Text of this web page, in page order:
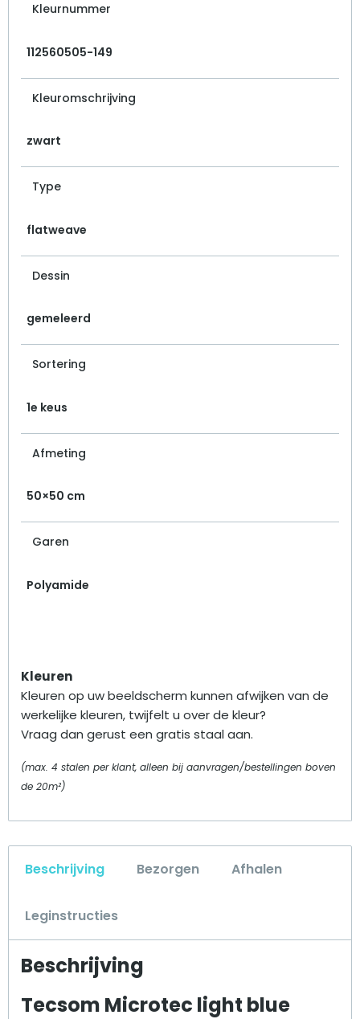
Beschrijving Bezorgen Afhalen
Leginstructies
Beschrijving
Tecsom Microtec light blue
Kleurnummer
112560505-149
Kleuromschrijving
zwart
Type
flatweave
Dessin
gemeleerd
Sortering
1e keus
Afmeting
50×50 cm
Garen
Polyamide
Kleuren
Kleuren op uw beeldscherm kunnen afwijken van de
werkelijke kleuren, twijfelt u over de kleur?
Vraag dan gerust een gratis staal aan.
(max. 4 stalen per klant, alleen bij aanvragen/bestellingen boven
de 20m²)